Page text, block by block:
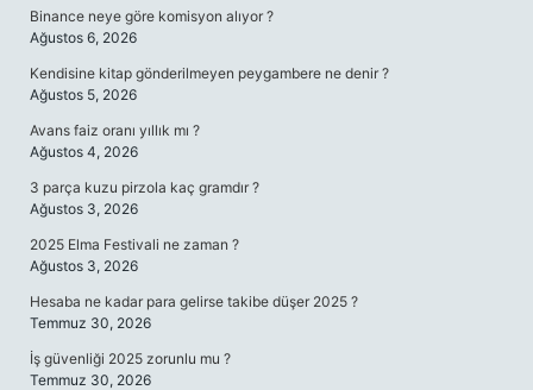
Binance neye göre komisyon alıyor ?
Ağustos 6, 2026
Kendisine kitap gönderilmeyen peygambere ne denir ?
Ağustos 5, 2026
Avans faiz oranı yıllık mı ?
Ağustos 4, 2026
3 parça kuzu pirzola kaç gramdır ?
Ağustos 3, 2026
2025 Elma Festivali ne zaman ?
Ağustos 3, 2026
Hesaba ne kadar para gelirse takibe düşer 2025 ?
Temmuz 30, 2026
İş güvenliği 2025 zorunlu mu ?
Temmuz 30, 2026